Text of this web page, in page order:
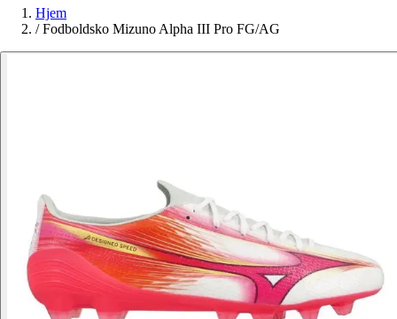
Hjem
/ Fodboldsko Mizuno Alpha III Pro FG/AG